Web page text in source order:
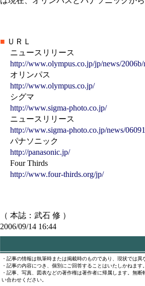
■ ＵＲＬ
ニュースリリース
http://www.olympus.co.jp/jp/news/
オリンパス
http://www.olympus.co.jp/
シグマ
http://www.sigma-photo.co.jp/
ニュースリリース
http://www.sigma-photo.co.jp/news/
パナソニック
http://panasonic.jp/
Four Thirds
http://www.four-thirds.org/jp/
（ 本誌：武石 修 ）
2006/09/14 16:44
・記事の情報は執筆時または掲載時のものであり、現状では異
・記事の内容につき、個別にご回答することはいたしかねます。
・記事、写真、図表などの著作権は著作者に帰属します。無
い合わせください。